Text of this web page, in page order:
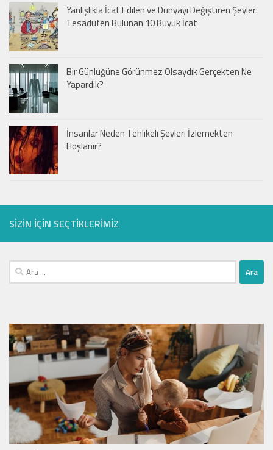
Yanlışlıkla İcat Edilen ve Dünyayı Değiştiren Şeyler:
Tesadüfen Bulunan 10 Büyük İcat
Bir Günlüğüne Görünmez Olsaydık Gerçekten Ne
Yapardık?
İnsanlar Neden Tehlikeli Şeyleri İzlemekten
Hoşlanır?
SIZIN IÇIN SEÇTIKLERIMIZ
Arama: